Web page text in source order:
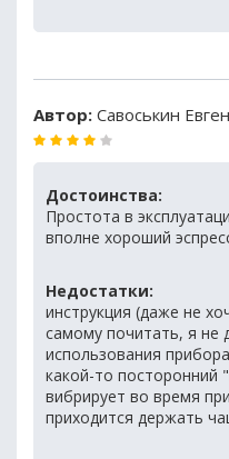
Автор: Савоськин
Достоинства:
Простота в
вполне хороший
Недостатки:
инструкция (даже не
самому почитать, я не
использования
какой-то посторонний
вибрирует во время
приходится держать